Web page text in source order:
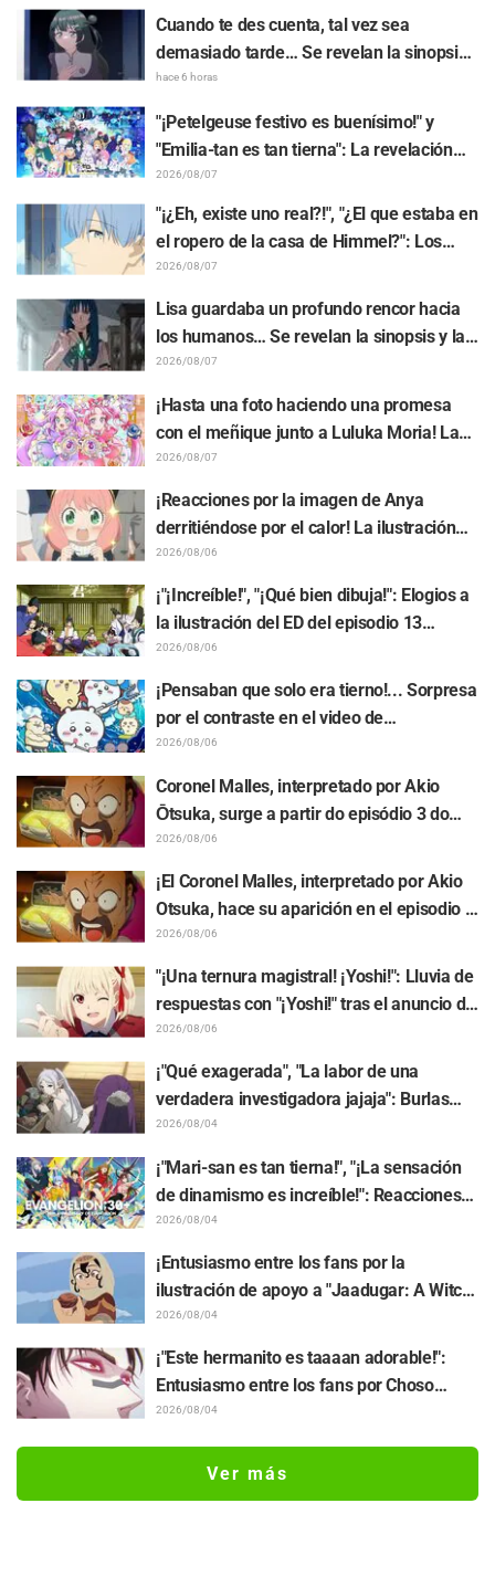
Cuando te des cuenta, tal vez sea
demasiado tarde… Se revelan la sinopsis
y fotogramas del episodio 8 del anime
hace 6 horas
"¡Petelgeuse festivo es buenísimo!" y
"Emilia-tan es tan tierna": La revelación
del arte visual del evento del 10.º
aniversario del anime "Re:ZERO -Starting
Life in Another World-" genera gran
entusiasmo
2026/08/07
"¡¿Eh, existe uno real?!", "¿El que estaba en
el ropero de la casa de Himmel?": Los
fans quedan perplejos ante la revelación
del "Cuerno del Dragón Oscuro" que
apareció en el episodio 1 de "Frieren: Más
allá del final del viaje"
2026/08/07
Lisa guardaba un profundo rencor hacia
los humanos… Se revelan la sinopsis y las
primeras imágenes del episodio 6 del
anime “Goodbye, Lara”
2026/08/07
¡Hasta una foto haciendo una promesa
con el meñique junto a Luluka Moria! La
publicación de Nao Tōyama, la actriz de
voz de "Star Detective Precure!", al asistir
al Dream Stage genera repercusión con
comentarios como "¡Es una doble Arcana!"
2026/08/07
¡Reacciones por la imagen de Anya
derritiéndose por el calor! La ilustración
promocional de "SPY x FAMILY" provoca
comentarios como: "Anya se está
derritiendo"
2026/08/06
¡"¡Increíble!", "¡Qué bien dibuja!": Elogios a
la ilustración del ED del episodio 13
realizada por Asaki Yuikawa, actriz de voz
del protagonista de "The Elusive Samurai"
2026/08/06
¡Pensaban que solo era tierno!... Sorpresa
por el contraste en el video de
preparación previa al estreno de la
película de "Chiikawa": "Es más crudo de
lo imaginado", "Hablan puro de trabajo"
2026/08/06
Coronel Malles, interpretado por Akio
Ōtsuka, surge a partir do episódio 3 do
anime de TV "The Ghost in the Shell"!
Comentário do elenco e arte final são
revelados
2026/08/06
¡El Coronel Malles, interpretado por Akio
Otsuka, hace su aparición en el episodio 3
del anime de TV "The Ghost in the Shell"!
Revelan comentarios del elenco y la
tarjeta final (endcard)
2026/08/06
"¡Una ternura magistral! ¡Yoshi!": Lluvia de
respuestas con "¡Yoshi!" tras el anuncio de
la colaboración entre "Lycoris Recoil" y
Kumamine, creador de "Shigoto Neko"
2026/08/06
¡"Qué exagerada", "La labor de una
verdadera investigadora jajaja": Burlas
masivas por el peluche de Frieren
atrapado en un Mímic de exhibición en
"Frieren: Más allá del final del viaje"
2026/08/04
¡"Mari-san es tan tierna!", "¡La sensación
de dinamismo es increíble!": Reacciones
ante el hermoso dibujo revelado de
Hidenori Matsubara con las 3 chicas
vistiendo sus Plugsuits de "Neon Genesis
2026/08/04
¡Entusiasmo entre los fans por la
ilustración de apoyo a "Jaadugar: A Witch
in Mongolia" realizada por el autor de
"Yowamushi Pedal"! "Esto es lo que pasa
cuando lo dibuja la persona con el estilo
2026/08/04
¡"Este hermanito es taaaan adorable!":
Entusiasmo entre los fans por Choso
acercándose a Yūji Itadori en la ilustración
2026/08/04
Ver más